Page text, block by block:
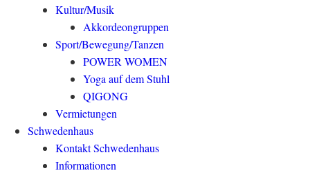
Kultur/Musik
Akkordeongruppen
Sport/Bewegung/Tanzen
POWER WOMEN
Yoga auf dem Stuhl
QIGONG
Vermietungen
Schwedenhaus
Kontakt Schwedenhaus
Informationen